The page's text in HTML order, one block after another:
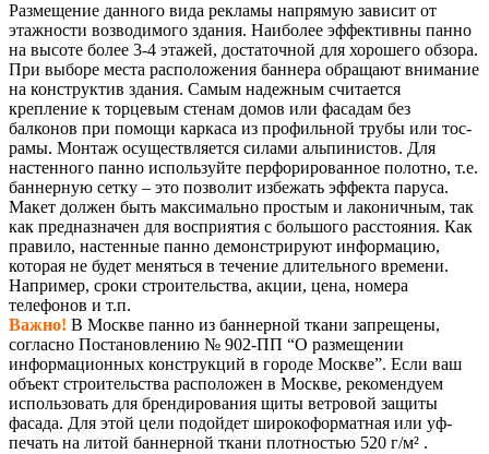
Размещение данного вида рекламы напрямую зависит от
этажности возводимого здания. Наиболее эффективны панно
на высоте более 3-4 этажей, достаточной для хорошего обзора.
При выборе места расположения баннера обращают внимание
на конструктив здания. Самым надежным считается
крепление к торцевым стенам домов или фасадам без
балконов при помощи каркаса из профильной трубы или тос-
рамы. Монтаж осуществляется силами альпинистов. Для
настенного панно используйте перфорированное полотно, т.е.
баннерную сетку – это позволит избежать эффекта паруса.
Макет должен быть максимально простым и лаконичным, так
как предназначен для восприятия с большого расстояния. Как
правило, настенные панно демонстрируют информацию,
которая не будет меняться в течение длительного времени.
Например, сроки строительства, акции, цена, номера
телефонов и т.п.
Важно! В Москве панно из баннерной ткани запрещены,
согласно Постановлению № 902-ПП “О размещении
информационных конструкций в городе Москве”. Если ваш
объект строительства расположен в Москве, рекомендуем
использовать для брендирования щиты ветровой защиты
фасада. Для этой цели подойдет широкоформатная или уф-
печать на литой баннерной ткани плотностью 520 г/м² .